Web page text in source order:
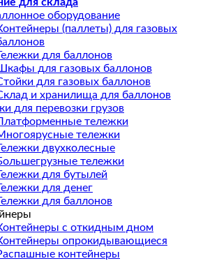
оборудование
(паллеты) для газовых
для баллонов
для газовых баллонов
для газовых баллонов
и хранилища для баллонов
для перевозки грузов
тележки
тележки
двухколесные
тележки
для бутылей
для денег
для баллонов
с откидным дном
опрокидывающиеся
контейнеры